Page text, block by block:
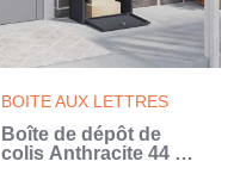
BOITE AUX LETTRES
Boîte de dépôt de
colis Anthracite 44 x